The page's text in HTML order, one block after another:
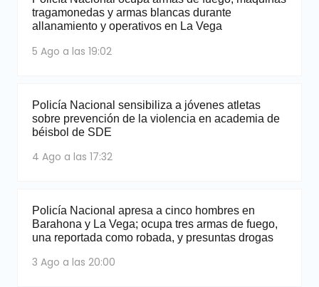
tragamonedas y armas blancas durante
allanamiento y operativos en La Vega
5 Ago a las 19:02
Policía Nacional sensibiliza a jóvenes atletas
sobre prevención de la violencia en academia de
béisbol de SDE
4 Ago a las 17:32
Policía Nacional apresa a cinco hombres en
Barahona y La Vega; ocupa tres armas de fuego,
una reportada como robada, y presuntas drogas
3 Ago a las 20:00